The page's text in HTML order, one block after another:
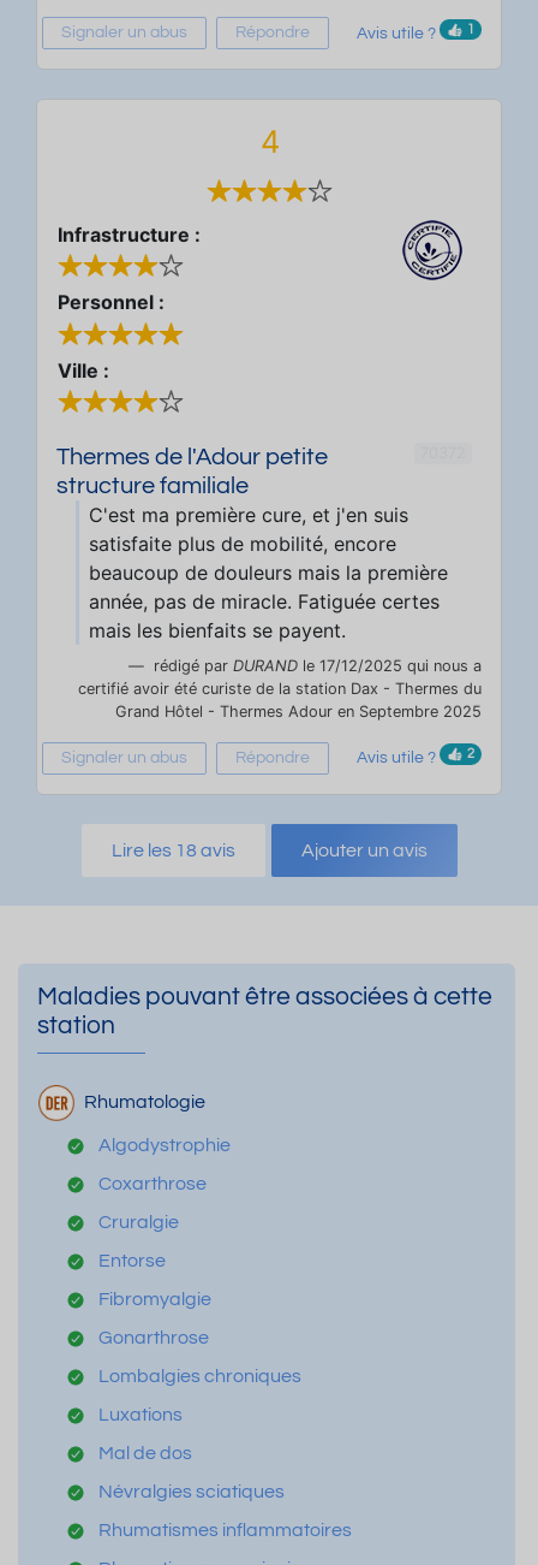
Signaler un abus Répondre Avis utile ? 1
4
Infrastructure :
Personnel :
Ville :
Thermes de l'Adour petite
structure familiale
C'est ma première cure, et j'en suis
satisfaite plus de mobilité, encore
beaucoup de douleurs mais la première
année, pas de miracle. Fatiguée certes
mais les bienfaits se payent.
rédigé par DURAND le 17/12/2025 qui nous a
certifié avoir été curiste de la station Dax - Thermes du
Grand Hôtel - Thermes Adour en Septembre 2025
Signaler un abus Répondre Avis utile ? 2
Lire les 18 avis Ajouter un avis
Maladies pouvant être associées à cette
station
Rhumatologie
Algodystrophie
Coxarthrose
Cruralgie
Entorse
Fibromyalgie
Gonarthrose
Lombalgies chroniques
Luxations
Mal de dos
Névralgies sciatiques
Rhumatismes inflammatoires